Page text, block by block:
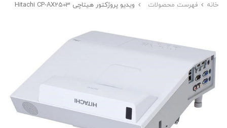
خانه فهرست محصولات ویدیو پروژکتور هیتاچی Hitachi CP-AX2503